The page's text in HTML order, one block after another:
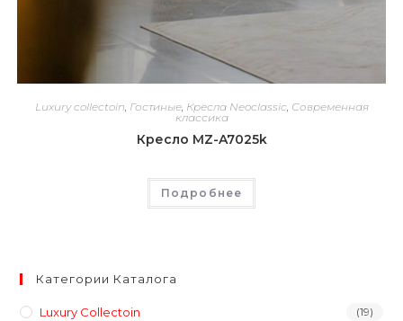
Luxury collectoin Гостиные, Кресла Neoclassic Современная
классика
Кресло MZ-A7025k
Подробнее
Категории Каталога
Luxury Collectoin (19)